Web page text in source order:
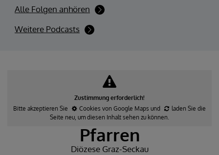
Alle Folgen anhören
Weitere Podcasts
Zustimmung erforderlich!
Bitte akzeptieren Sie
Cookies von Google Maps und
laden Sie die
Seite neu, um diesen Inhalt sehen zu können.
Pfarren
Diözese Graz-Seckau